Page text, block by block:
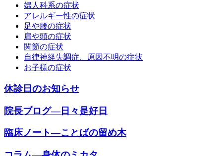
婦人科系の症状
アレルギー性の症状
足や腰の症状
肩や頭の症状
関節の症状
自律神経失調症、原因不明の症状
お子様の症状
休診日のお知らせ
院長ブログ―日々是好日
臨床ノート―ことばの留め木